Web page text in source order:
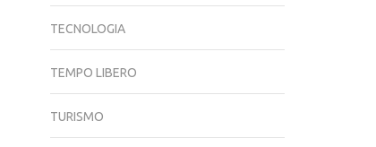
TECNOLOGIA
TEMPO LIBERO
TURISMO